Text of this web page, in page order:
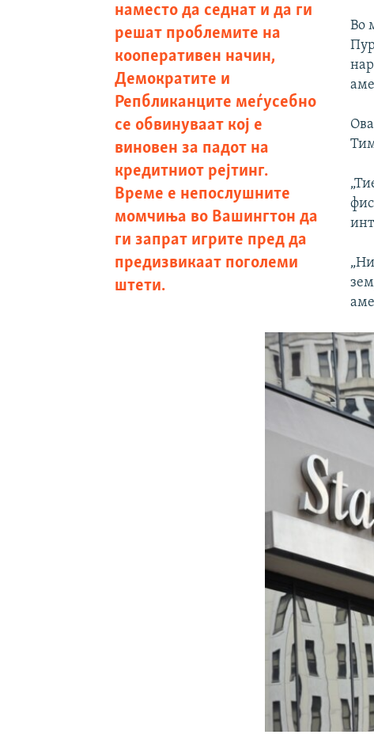
наместо да седнат и да ги
решат проблемите на
кооперативен начин,
Демократите и
Репбликанците меѓусебно
се обвинуваат кој е
виновен за падот на
кредитниот рејтинг.
Време е непослушните
момчиња во Вашингтон да
ги запрат игрите пред да
предизвикаат поголеми
штети.
Во